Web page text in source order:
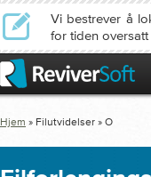
Vi bestrever å
for tiden
Hjem » Filutvidelser » O